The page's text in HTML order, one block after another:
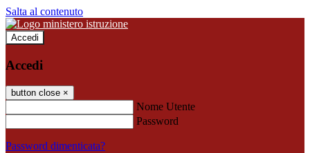
Salta al contenuto
Accedi
Accedi
button close ×
Nome Utente
Password
Password dimenticata?